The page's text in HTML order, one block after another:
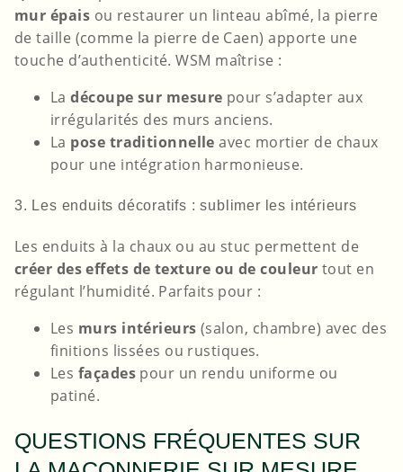
mur épais ou restaurer un linteau abîmé, la pierre
de taille (comme la pierre de Caen) apporte une
touche d’authenticité. WSM maîtrise :
Ladécoupe sur mesure pour s’adapter aux
irrégularités des murs anciens.
La pose traditionnelle avec mortier de chaux
pour une intégration harmonieuse.
3. Les enduits décoratifs : sublimer les intérieurs
Les enduits à la chaux ou au stuc permettent de
créer des effets de texture ou de couleur tout en
régulant l’humidité. Parfaits pour :
Les murs intérieurs (salon, chambre) avec des
finitions lissées ou rustiques.
Les façadespour un rendu uniforme ou
patiné.
QUESTIONS FRÉQUENTES SUR